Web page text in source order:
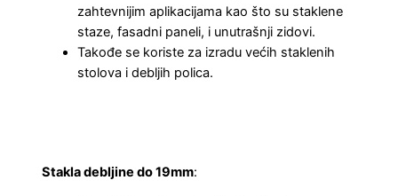
zahtevnijim aplikacijama kao što su staklene
staze, fasadni paneli, i unutrašnji zidovi.
Takođe se koriste za izradu većih staklenih
stolova i debljih polica.
Stakla debljine do 19mm: